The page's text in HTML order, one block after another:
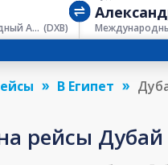
Международный Аэропорт Дубая (DXB)
В Египет
рейсы